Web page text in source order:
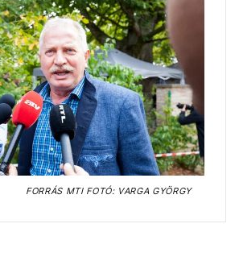
FORRÁS MTI FOTÓ: VARGA GYÖRGY